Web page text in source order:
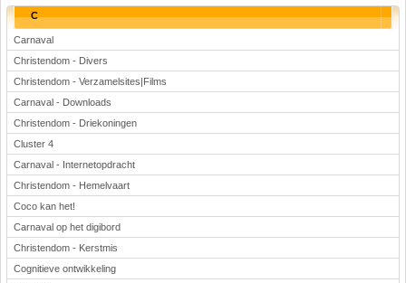
C
Carnaval
Christendom - Divers
Christendom - Verzamelsites|Films
Carnaval - Downloads
Christendom - Driekoningen
Cluster 4
Carnaval - Internetopdracht
Christendom - Hemelvaart
Coco kan het!
Carnaval op het digibord
Christendom - Kerstmis
Cognitieve ontwikkeling